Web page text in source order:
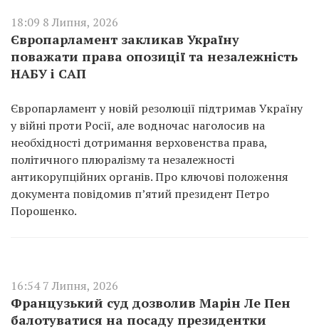
18:09 8 Липня, 2026
Європарламент закликав Україну
поважати права опозиції та незалежність
НАБУ і САП
Європарламент у новій резолюції підтримав Україну
у війні проти Росії, але водночас наголосив на
необхідності дотримання верховенства права,
політичного плюралізму та незалежності
антикорупційних органів. Про ключові положення
документа повідомив п’ятий президент Петро
Порошенко.
16:54 7 Липня, 2026
Французький суд дозволив Марін Ле Пен
балотуватися на посаду президентки